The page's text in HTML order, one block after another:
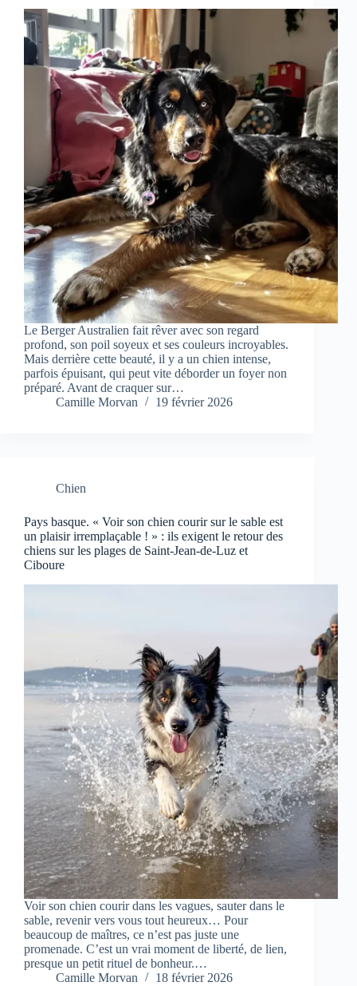
Le Berger Australien fait rêver avec son regard
profond, son poil soyeux et ses couleurs incroyables.
Mais derrière cette beauté, il y a un chien intense,
parfois épuisant, qui peut vite déborder un foyer non
préparé. Avant de craquer sur…
Camille Morvan
19 février 2026
Chien
Pays basque. « Voir son chien courir sur le sable est
un plaisir irremplaçable ! » : ils exigent le retour des
chiens sur les plages de Saint-Jean-de-Luz et
Ciboure
Voir son chien courir dans les vagues, sauter dans le
sable, revenir vers vous tout heureux… Pour
beaucoup de maîtres, ce n’est pas juste une
promenade. C’est un vrai moment de liberté, de lien,
presque un petit rituel de bonheur.…
Camille Morvan
18 février 2026